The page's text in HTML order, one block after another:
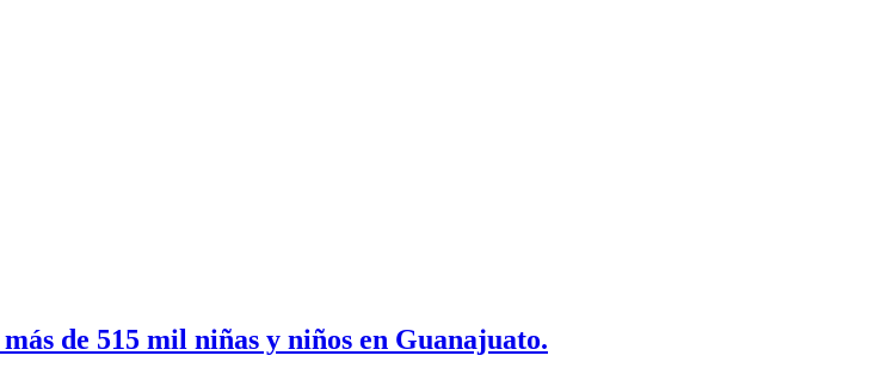
de 515 mil niñas y niños en Guanajuato.